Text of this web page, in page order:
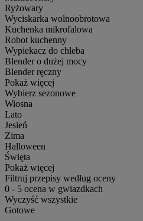
Ryżowary
Wyciskarka wolnoobrotowa
Kuchenka mikrofalowa
Robot kuchenny
Wypiekacz do chleba
Blender o dużej mocy
Blender ręczny
Pokaż więcej
Wybierz sezonowe
Wiosna
Lato
Jesień
Zima
Halloween
Święta
Pokaż więcej
Filtruj przepisy według oceny
0 - 5 ocena w gwiazdkach
Wyczyść wszystkie
Gotowe